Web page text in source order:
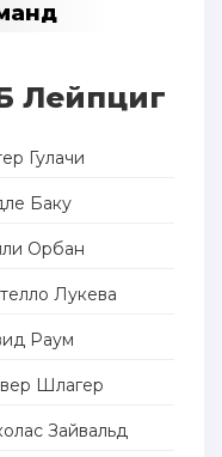
Лейпциг
Гулачи
Баку
Орбан
Лукева
Раум
Шлагер
Зайвальд